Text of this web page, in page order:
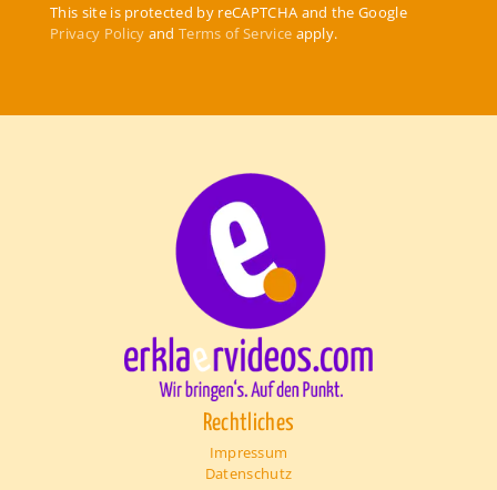
This site is protected by reCAPTCHA and the Google
Privacy Policy andTerms of Service apply.
Rechtliches
Impressum
Datenschutz